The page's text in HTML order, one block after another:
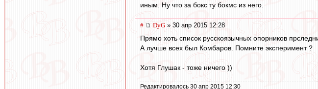
иным. Ну что за бокс ту бокмс из него.
# DyG » 30 апр 2015 12:28
Прямо хоть список русскоязычных опорников
А лучше всех был Комбаров. Помните эксперимент ?
Хотя Глушак - тоже ничего ))
Редактировалось 30 апр 2015 12:30